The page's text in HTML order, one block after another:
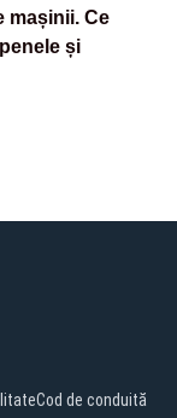
mașinii. Ce
și
Cod de conduită